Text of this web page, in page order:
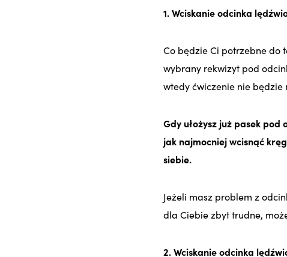
1. Wciskanie odcinka
Co będzie Ci potrzebne do
wybrany rekwizyt pod
wtedy ćwiczenie nie będzie
Gdy ułożysz już pasek
jak najmocniej wcisnąć
siebie.
Jeżeli masz problem z
dla Ciebie zbyt trudne,
2. Wciskanie odcinka